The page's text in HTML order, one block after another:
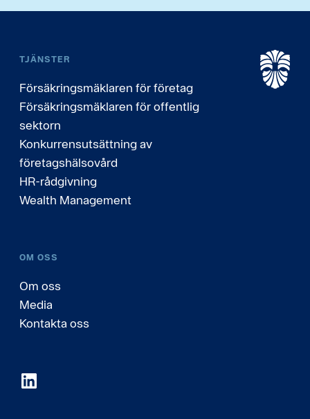
TJÄNSTER
Försäkringsmäklaren för företag
Försäkringsmäklaren för offentlig
sektorn
Konkurrensutsättning av
företagshälsovård
HR-rådgivning
Wealth Management
OM OSS
Om oss
Media
Kontakta oss